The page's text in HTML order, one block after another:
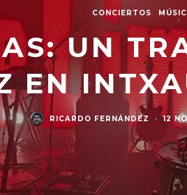
CONCIERTOS
UN
EN
RICARDO FERNÁNDEZ · 12